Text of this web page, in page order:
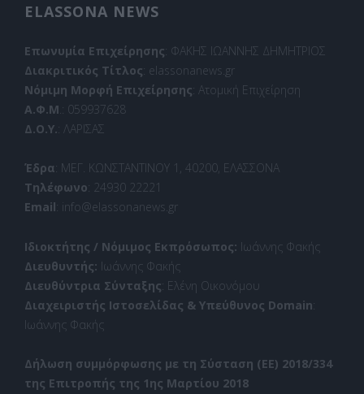
ELASSONA NEWS
Επωνυμία Επιχείρησης: ΦΑΚΗΣ ΙΩΑΝΝΗΣ ΔΗΜΗΤΡΙΟΣ
Διακριτικός Τίτλος: elassonanews.gr
Νόμιμη Μορφή Επιχείρησης: Ατομική Επιχείρηση
Α.Φ.Μ .: 059937628
Δ.Ο.Υ.: ΛΑΡΙΣΑΣ
Έδρα: ΜΕΓ. ΚΩΝΣΤΑΝΤΙΝΟΥ 1, 40200, ΕΛΑΣΣΟΝΑ
Τηλέφωνο: 24930 22221
Email: info@elassonanews.gr
Ιδιοκτήτης / Νόμιμος Εκπρόσωπος: Ιωάννης Φακής
Διευθυντής: Ιωάννης Φακής
Διευθύντρια Σύνταξης: Ελένη Οικονόμου
Διαχειριστής Ιστοσελίδας & Υπεύθυνος Domain:
Ιωάννης Φακής
Δήλωση συμμόρφωσης με τη Σύσταση (ΕΕ) 2018/334
της Επιτροπής της 1ης Μαρτίου 2018